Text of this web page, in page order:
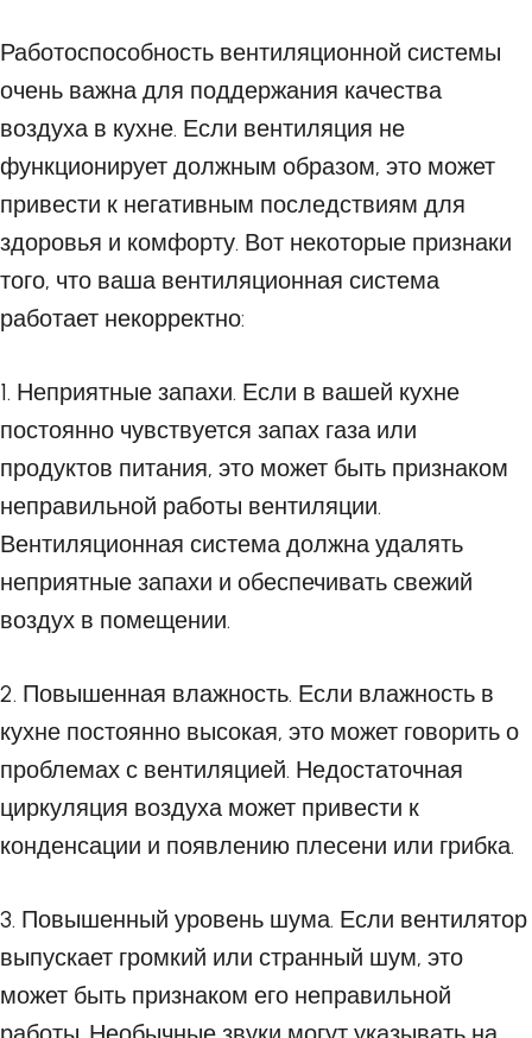
Работоспособность вентиляционной системы
очень важна для поддержания качества
воздуха в кухне. Если вентиляция не
функционирует должным образом, это может
привести к негативным последствиям для
здоровья и комфорту. Вот некоторые признаки
того, что ваша вентиляционная система
работает некорректно:
1. Неприятные запахи. Если в вашей кухне
постоянно чувствуется запах газа или
продуктов питания, это может быть признаком
неправильной работы вентиляции.
Вентиляционная система должна удалять
неприятные запахи и обеспечивать свежий
воздух в помещении.
2. Повышенная влажность. Если влажность в
кухне постоянно высокая, это может говорить о
проблемах с вентиляцией. Недостаточная
циркуляция воздуха может привести к
конденсации и появлению плесени или грибка.
3. Повышенный уровень шума. Если вентилятор
выпускает громкий или странный шум, это
может быть признаком его неправильной